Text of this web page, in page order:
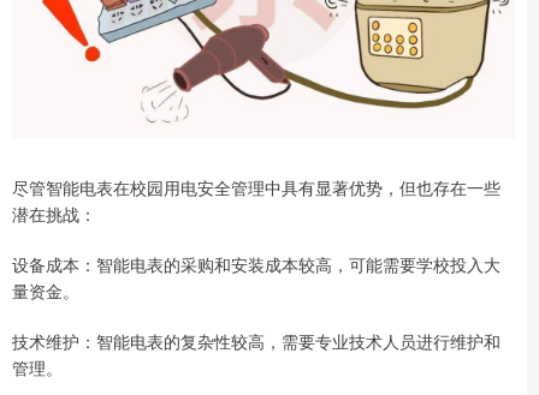
尽管智能电表在校园用电安全管理中具有显著优势，但也存在一些
潜在挑战：
设备成本：智能电表的采购和安装成本较高，可能需要学校投入大
量资金。
技术维护：智能电表的复杂性较高，需要专业技术人员进行维护和
管理。